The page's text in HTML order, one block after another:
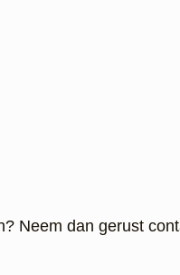
Neem dan gerust